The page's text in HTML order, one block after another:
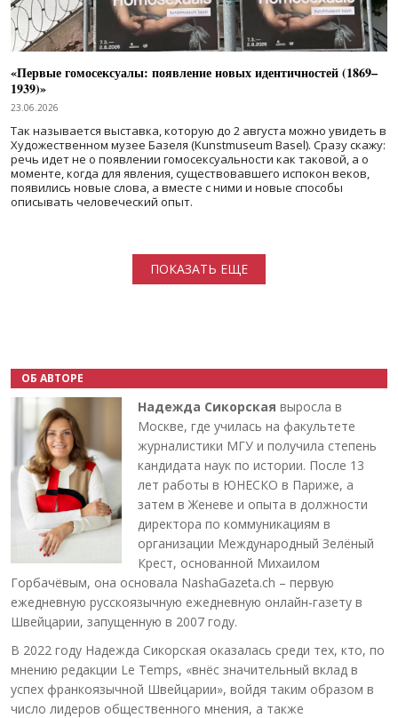
«Первые гомосексуалы: появление новых идентичностей (1869–
1939)»
23.06.2026
Так называется выставка, которую до 2 августа можно увидеть в
Художественном музее Базеля (Kunstmuseum Basel). Сразу скажу:
речь идет не о появлении гомосексуальности как таковой, а о
моменте, когда для явления, существовавшего испокон веков,
появились новые слова, а вместе с ними и новые способы
описывать человеческий опыт.
ПОКАЗАТЬ ЕЩЕ
ОБ АВТОРЕ
Надежда Сикорская выросла в
Москве, где училась на факультете
журналистики МГУ и получила степень
кандидата наук по истории. После 13
лет работы в ЮНЕСКО в Париже, а
затем в Женеве и опыта в должности
директора по коммуникациям в
организации Международный Зелёный
Крест, основанной Михаилом
Горбачёвым, она основала NashaGazeta.ch – первую
ежедневную русскоязычную ежедневную онлайн-газету в
Швейцарии, запущенную в 2007 году.
В 2022 году Надежда Сикорская оказалась среди тех, кто, по
мнению редакции Le Temps, «внёс значительный вклад в
успех франкоязычной Швейцарии», войдя таким образом в
число лидеров общественного мнения, а также